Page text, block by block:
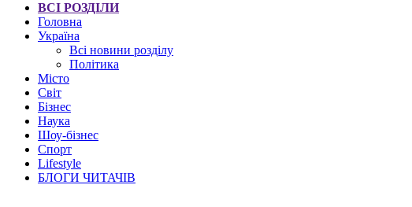
ВСІ РОЗДІЛИ
Головна
Україна
Всі новини розділу
Політика
Місто
Світ
Бізнес
Наука
Шоу-бізнес
Спорт
Lifestyle
БЛОГИ ЧИТАЧІВ